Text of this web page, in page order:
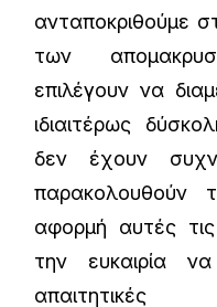
ανταποκριθούμε
των
επιλέγουν να
ιδιαιτέρως
δεν έχουν
παρακολουθούν
αφορμή αυτές
την ευκαιρία